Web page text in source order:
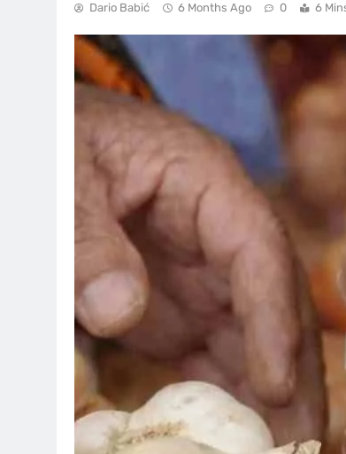
Dario Babić 6 Months Ago 0 6